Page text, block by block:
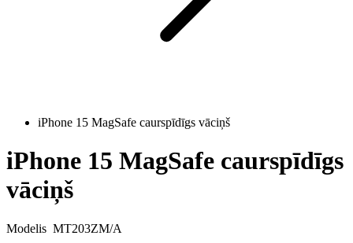
iPhone 15 MagSafe caurspīdīgs vāciņš
iPhone 15 MagSafe caurspīdīgs
vāciņš
Modelis MT203ZM/A